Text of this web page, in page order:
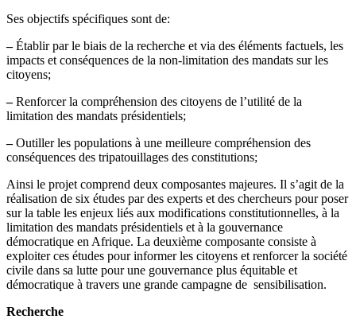
Ses objectifs spécifiques sont de:
–Établir par le biais de la recherche et via des éléments factuels, les
impacts et conséquences de la non-limitation des mandats sur les
citoyens;
–Renforcer la compréhension des citoyens de l’utilité de la
limitation des mandats présidentiels;
–Outiller les populations à une meilleure compréhension des
conséquences des tripatouillages des constitutions;
Ainsi le projet comprend deux composantes majeures. Il s’agit de la
réalisation de six études par des experts et des chercheurs pour poser
sur la table les enjeux liés aux modifications constitutionnelles, à la
limitation des mandats présidentiels et à la gouvernance
démocratique en Afrique. La deuxième composante consiste à
exploiter ces études pour informer les citoyens et renforcer la société
civile dans sa lutte pour une gouvernance plus équitable et
démocratique à travers une grande campagne de sensibilisation.
Recherche